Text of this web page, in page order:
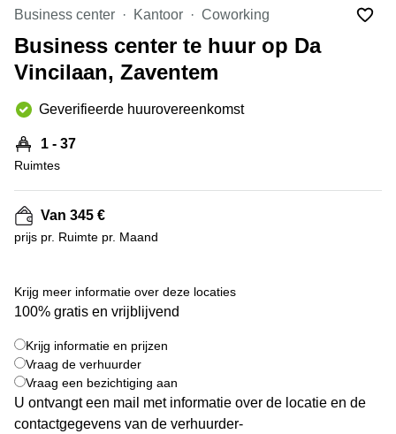
huren
Elsene
Brugge
Herentals
Aalst
Mechelen
Coworking-
ruimtes te
huur in
Gent
Coworking
Niklaas
huren in
Gent
Handelspand
Location
centre
à Mons
Huren
virtueel
kantoor in
Antwerpen
Business center Kantoor Coworking
Business center te huur op Da
Vincilaan, Zaventem
Geverifieerde huurovereenkomst
1 - 37
Ruimtes
Van 345 €
prijs pr. Ruimte pr. Maand
Krijg meer informatie over deze locaties
100% gratis en vrijblijvend
Krijg informatie en prijzen
Vraag de verhuurder
Vraag een bezichtiging aan
U ontvangt een mail met informatie over de locatie en de
contactgegevens van de verhuurder-